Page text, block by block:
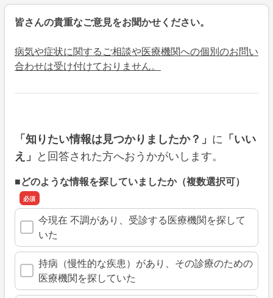
皆さんの貴重なご意見をお聞かせください。
病気や症状に関するご相談や医療機関への個別のお問い
合わせは受け付けておりません。
「知りたい情報は見つかりましたか？」 に 「いい
え」 と回答された方へおうかがいします。
■どのような情報を探していましたか（複数選択可）
今現在 不調があり、受診する医療機関を探して
いた
持病（慢性的な疾患）があり、その診療のための
医療機関を探していた